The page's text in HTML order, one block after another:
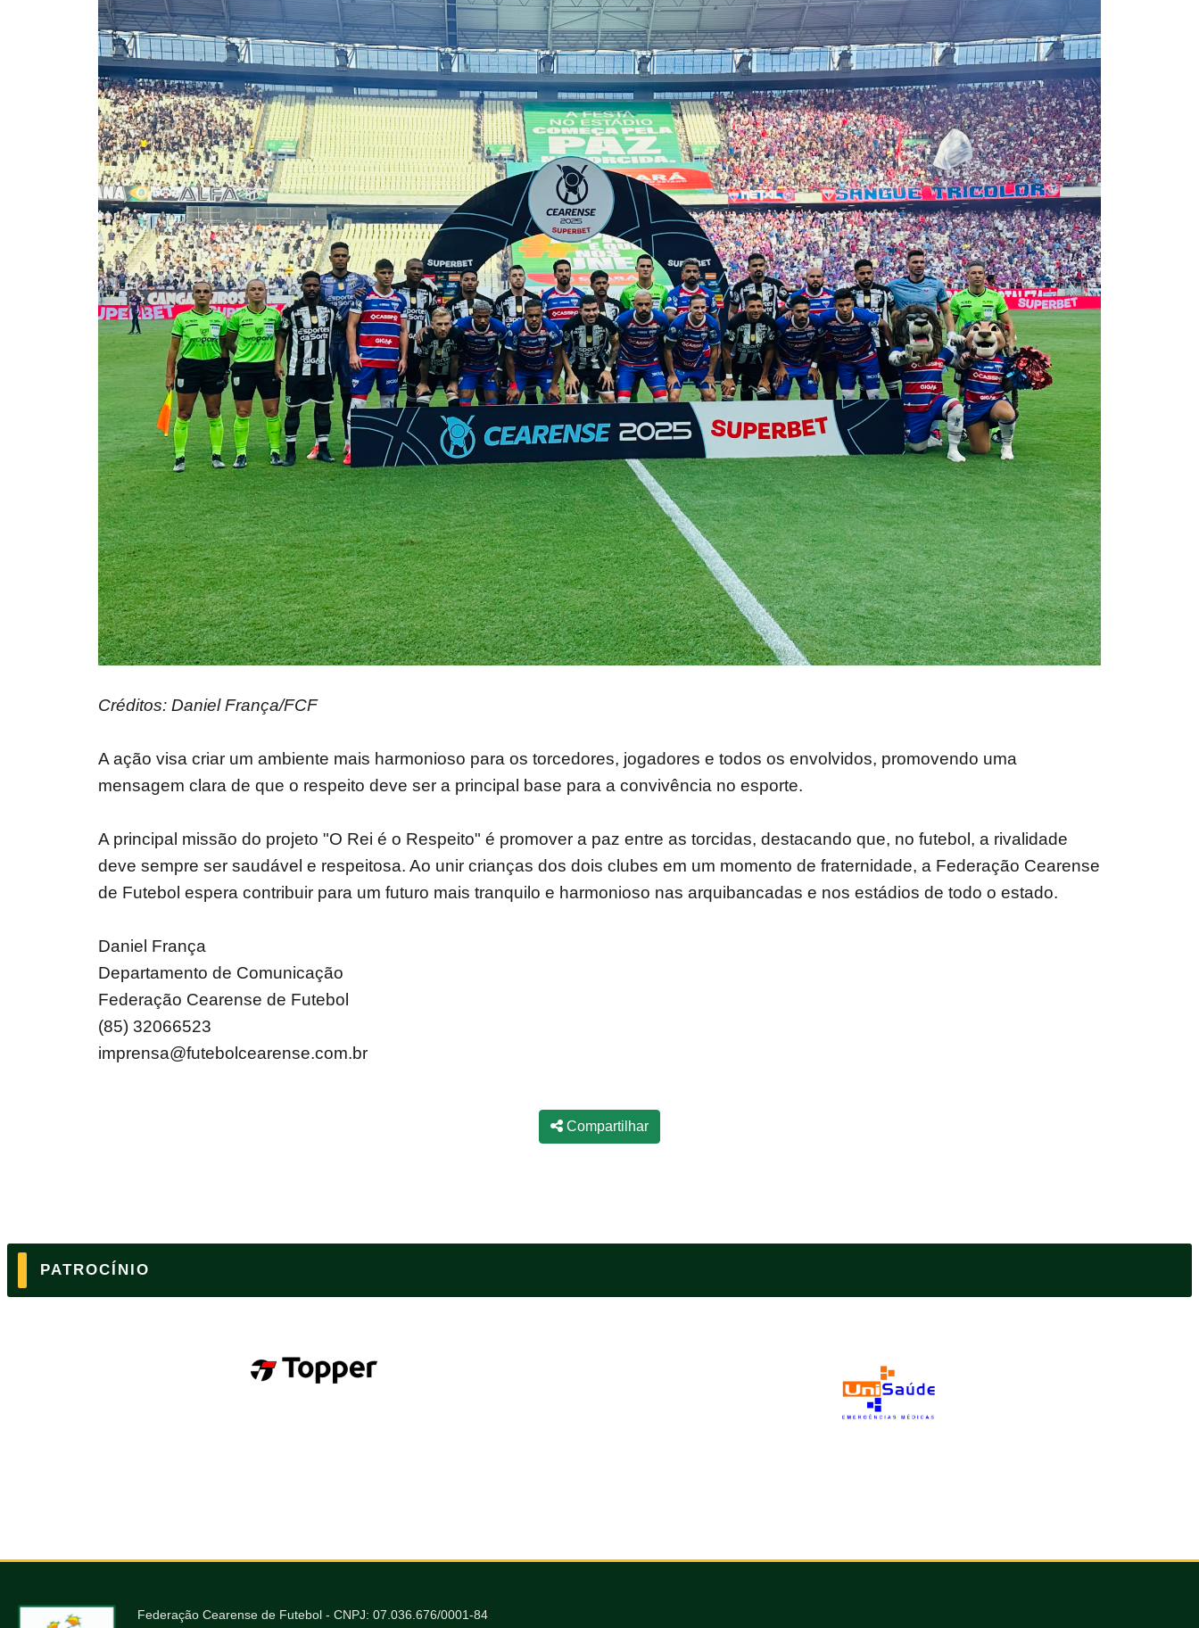
Créditos: Daniel França/FCF
A ação visa criar um ambiente mais harmonioso para os torcedores, jogadores e todos os envolvidos, promovendo uma
mensagem clara de que o respeito deve ser a principal base para a convivência no esporte.
A principal missão do projeto "O Rei é o Respeito" é promover a paz entre as torcidas, destacando que, no futebol, a rivalidade
deve sempre ser saudável e respeitosa. Ao unir crianças dos dois clubes em um momento de fraternidade, a Federação Cearense
de Futebol espera contribuir para um futuro mais tranquilo e harmonioso nas arquibancadas e nos estádios de todo o estado.
Daniel França
Departamento de Comunicação
Federação Cearense de Futebol
(85) 32066523
imprensa@futebolcearense.com.br
Compartilhar
PATROCÍNIO
Federação Cearense de Futebol - CNPJ: 07.036.676/0001-84